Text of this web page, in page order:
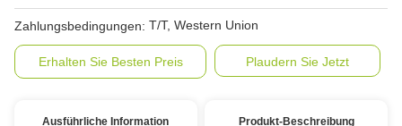
Zahlungsbedingungen: T/T, Western Union
Erhalten Sie Besten Preis Plaudern Sie Jetzt
Ausführliche Information Produkt-Beschreibung